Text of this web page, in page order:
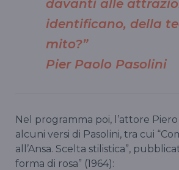
davanti alle
identificano, della
mito?”
Pier Paolo Pasolini
Nel programma poi, l’attore
alcuni versi di Pasolini, tra cui
all’Ansa. Scelta stilistica”,
forma di rosa” (1964):